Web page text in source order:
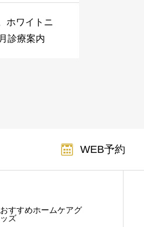
ホワイトニ
診療案内
WEB予約
おすすめホームケアグ
ッズ